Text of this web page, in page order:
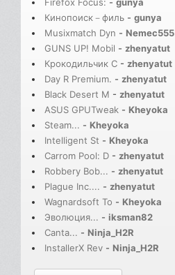
Кинопоиск－филь - gunya
Musixmatch Dyn - Nemec555
GUNS UP! Mobil - zhenyatut
Крокодильчик С - zhenyatut
Day R Premium. - zhenyatut
Black Desert M - zhenyatut
ASUS GPUTweak - Kheyoka
Steam... - Kheyoka
Intelligent St - Kheyoka
Carrom Pool: D - zhenyatut
Robbery Bob... - zhenyatut
Plague Inc.... - zhenyatut
Wagnardsoft To - Kheyoka
Эволюция... - iksman82
Canta... - Ninja_H2R
InstallerX Rev - Ninja_H2R